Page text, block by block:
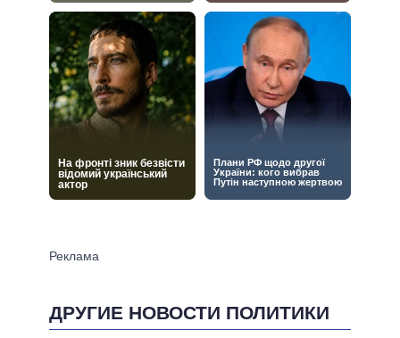
ДРУГИЕ НОВОСТИ ПОЛИТИКИ